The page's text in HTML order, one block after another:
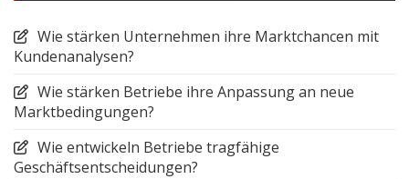
Wie stärken Unternehmen ihre Marktchancen mit
Kundenanalysen?
Wie stärken Betriebe ihre Anpassung an neue
Marktbedingungen?
Wie entwickeln Betriebe tragfähige
Geschäftsentscheidungen?